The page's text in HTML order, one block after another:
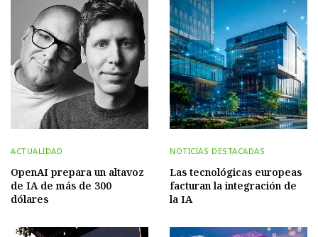
ACTUALIDAD
OpenAI prepara un altavoz
de IA de más de 300
dólares
NOTICIAS DESTACADAS
Las tecnológicas europeas
facturan la integración de
la IA